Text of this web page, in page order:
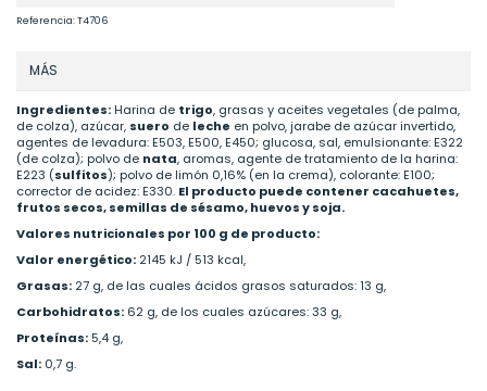
Referencia:T4706
MÁS
Ingredientes: Harina de trigo, grasas y aceites vegetales (de palma,
de colza), azúcar, suero de leche en polvo, jarabe de azúcar invertido,
agentes de levadura: E503, E500, E450; glucosa, sal, emulsionante: E322
(de colza); polvo de nata, aromas, agente de tratamiento de la harina:
E223 (sulfitos); polvo de limón 0,16% (en la crema), colorante: E100;
corrector de acidez: E330. El producto puede contener cacahuetes,
frutos secos, semillas de sésamo, huevos y soja.
Valores nutricionales por 100 g de producto:
Valor energético: 2145 kJ / 513 kcal,
Grasas: 27 g, de las cuales ácidos grasos saturados: 13 g,
Carbohidratos: 62 g, de los cuales azúcares: 33 g,
Proteínas:5,4 g,
Sal: 0,7 g.